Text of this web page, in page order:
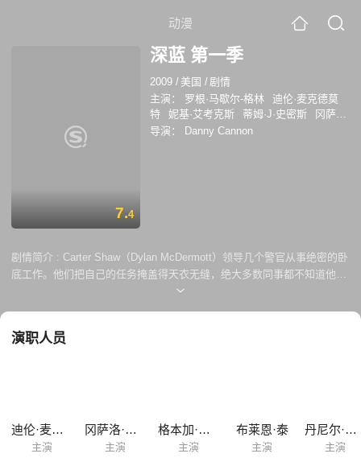
动漫
7.4
深蓝 第一季
2009 / 美国 /剧情
主演：
罗根·马歇尔-格林
迪伦·麦克德莫
特
妮基·艾考克斯 蒂姆·J·史密斯
冈萨洛·
门内德斯
麦可·麦兹
格本加·阿金纳格贝
导演： Danny Cannon
剧情简介 : Carter Shaw（Dylan McDermott）领导几个警官从事绝密的卧
底工作。他们把自己的任务掩盖得天衣无缝，绝大多数同事都不知道他们
在干什么。为了对抗犯罪分子，Shaw失去了妻子，也失去了过去的生
外。 Shaw的队友包括刚刚新婚的警察Ty（Omari Hardwick），在「卧底
演职人员
迪伦·麦克德莫特
主演
冈萨洛·门内德斯
主演
格本加·阿金纳格贝
主演
布莱恩·泰
主演
丹尼尔·洛巴克
主演